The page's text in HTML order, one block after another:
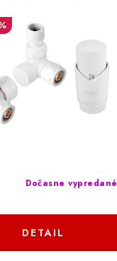
Dočasne vypredané
DETAIL